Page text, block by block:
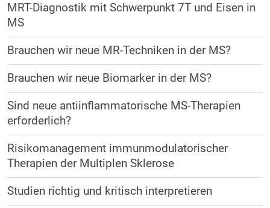
MRT-Diagnostik mit Schwerpunkt 7T und Eisen in
MS
Brauchen wir neue MR-Techniken in der MS?
Brauchen wir neue Biomarker in der MS?
Sind neue antiinflammatorische MS-Therapien
erforderlich?
Risikomanagement immunmodulatorischer
Therapien der Multiplen Sklerose
Studien richtig und kritisch interpretieren